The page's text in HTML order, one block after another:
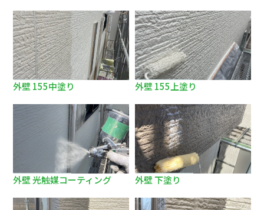
外壁 155中塗り 外壁 155上塗り
外壁 光触媒コーティング 外壁 下塗り